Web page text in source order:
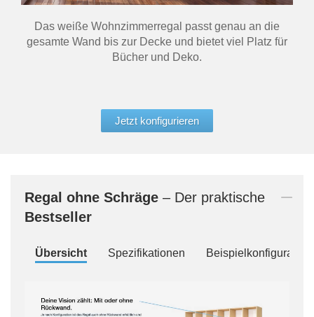
Das weiße Wohnzimmerregal passt genau an die
gesamte Wand bis zur Decke und bietet viel Platz für
Bücher und Deko.
Jetzt konfigurieren
Regal ohne Schräge – Der praktische
Bestseller
Übersicht Spezifikationen